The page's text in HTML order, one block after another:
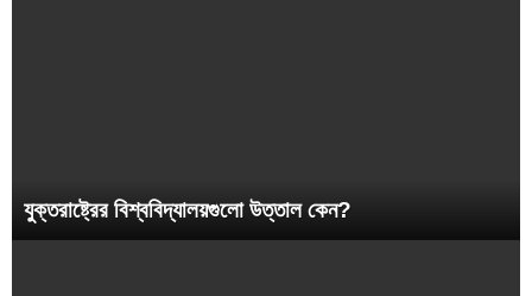
যুক্তরাষ্ট্রের বিশ্ববিদ্যালয়গুলো উত্তাল কেন?